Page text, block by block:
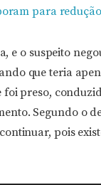
para redução
e o suspeito
que teria
preso,
Segundo o
pois